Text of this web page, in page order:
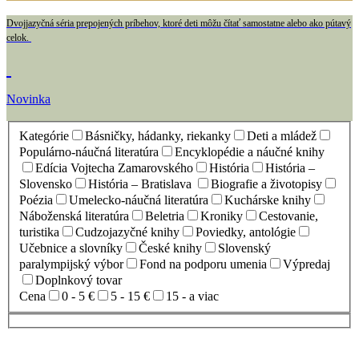
Dvojjazyčná séria prepojených príbehov, ktoré deti môžu čítať samostatne alebo ako pútavý
celok.
Novinka
Kategórie Básničky, hádanky, riekanky
Deti a mládež
Populárno-náučná literatúra
Encyklopédie a náučné knihy
Edícia Vojtecha Zamarovského
História
História –
Slovensko
História – Bratislava
Biografie a životopisy
Poézia
Umelecko-náučná literatúra
Kuchárske knihy
Náboženská literatúra
Beletria Kroniky
Cestovanie,
turistika
Cudzojazyčné knihy
Poviedky, antológie
Učebnice a slovníky
České knihy
Slovenský
paralympijský výbor
Fond na podporu umenia
Výpredaj
Doplnkový tovar
Cena
0 - 5 € 5 - 15 € 15 - a viac